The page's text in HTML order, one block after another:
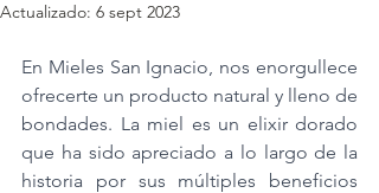
Actualizado: 6 sept 2023
En Mieles San Ignacio, nos enorgullece
ofrecerte un producto natural y lleno de
bondades. La miel es un elixir dorado
que ha sido apreciado a lo largo de la
historia por sus múltiples beneficios